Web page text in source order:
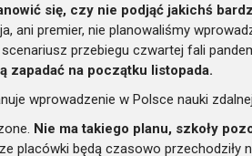
się, czy nie podjąć jakichś
ani premier, nie planowaliśmy
przebiegu czwartej fali
zapadać na początku listopada.
wprowadzenie w Polsce nauki
Nie ma takiego planu, szkoły
placówki będą czasowo przechodziły